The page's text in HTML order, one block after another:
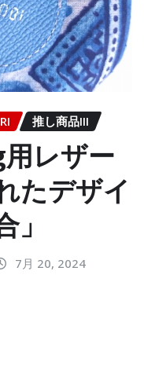
推し商品III
レザー
たデザイ
」
7月 20, 2024